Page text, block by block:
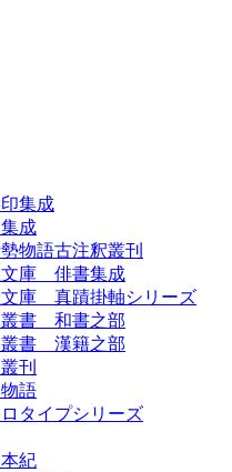
集成
成
物語古注釈叢刊
文庫 俳書集成
文庫 真蹟掛軸シリーズ
叢書 和書之部
叢書 漢籍之部
刊
語
タイプシリーズ
紀